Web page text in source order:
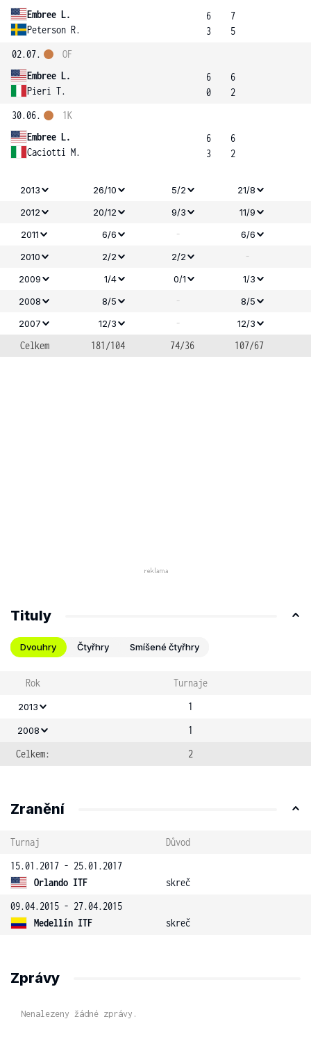
Embree L.
Peterson R.
6
3
7
5
02.07.
Embree L.
Pieri T.
OF
6
0
6
2
30.06.
Embree L.
Caciotti M.
1K
6
3
6
2
2013 26/10 5/2
21/8
2012
20/12 9/3
11/9
2011
6/6 -
6/6
2010
2/2 2/2 -
2009 1/4 0/1
1/3
2008
8/5 -
8/5
2007
12/3 - 12/3
Celkem 181/104 74/36 107/67
Tituly
Dvouhry Čtyřhry Smíšené čtyřhry
Rok Turnaje
2013 1
2008
1
Celkem:
2
Zranění
Turnaj
Důvod
15.01.2017 - 25.01.2017
Orlando ITF
skreč
09.04.2015 - 27.04.2015
Medellín ITF
skreč
Zprávy
Nenalezeny žádné zprávy.